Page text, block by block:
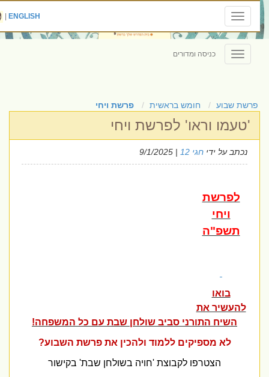
Toggle
navigation
ENGLISH
|
Toggle
navigation
כניסה ומדורים
פרשת שבוע חומש בראשית פרשת ויחי
'טעמו וראו' לפרשת ויחי
נכתב על ידיחגי 12 | 9/1/2025
לפרשת
ויחי
תשפ"ה
בואו
להעשיר את
השיח התורני סביב שולחן שבת עם כל המשפחה!
לא מספיקים ללמוד ולהכין את פרשת השבוע?
הצטרפו לקבוצת 'חויה בשולחן שבת' בקישור